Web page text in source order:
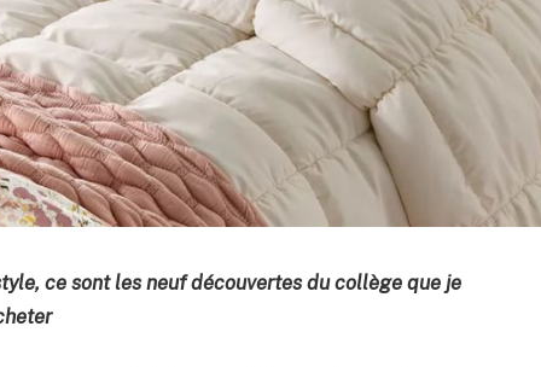
ce sont les neuf découvertes du collège que je